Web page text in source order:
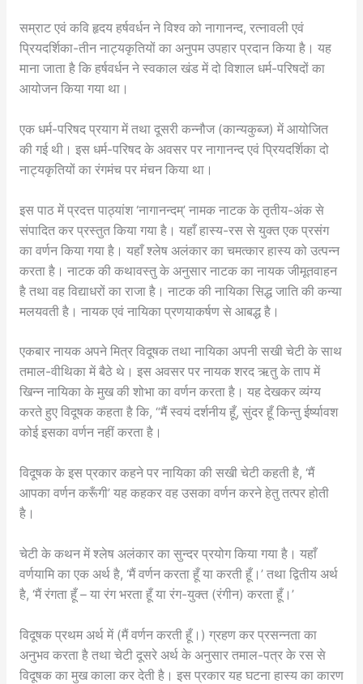
सम्राट एवं कवि हृदय हर्षवर्धन ने विश्व को नागानन्द, रत्नावली एवं
प्रियदर्शिका-तीन नाट्यकृतियों का अनुपम उपहार प्रदान किया है। यह
माना जाता है कि हर्षवर्धन ने स्वकाल खंड में दो विशाल धर्म-परिषदों का
आयोजन किया गया था।
एक धर्म-परिषद प्रयाग में तथा दूसरी कन्नौज (कान्यकुब्ज) में आयोजित
की गई थी। इस धर्म-परिषद के अवसर पर नागानन्द एवं प्रियदर्शिका दो
नाट्यकृतियों का रंगमंच पर मंचन किया था।
इस पाठ में प्रदत्त पाठ्यांश ‘नागानन्दम्’ नामक नाटक के तृतीय-अंक से
संपादित कर प्रस्तुत किया गया है। यहाँ हास्य-रस से युक्त एक प्रसंग
का वर्णन किया गया है। यहाँ श्लेष अलंकार का चमत्कार हास्य को उत्पन्न
करता है। नाटक की कथावस्तु के अनुसार नाटक का नायक जीमूतवाहन
है तथा वह विद्याधरों का राजा है। नाटक की नायिका सिद्ध जाति की कन्या
मलयवती है। नायक एवं नायिका प्रणयाकर्षण से आबद्ध है।
एकबार नायक अपने मित्र विदूषक तथा नायिका अपनी सखी चेटी के साथ
तमाल-वीथिका में बैठे थे। इस अवसर पर नायक शरद ऋतु के ताप में
खिन्न नायिका के मुख की शोभा का वर्णन करता है। यह देखकर व्यंग्य
करते हुए विदूषक कहता है कि, “मैं स्वयं दर्शनीय हूँ, सुंदर हूँ किन्तु ईर्ष्यावश
कोई इसका वर्णन नहीं करता है।
विदूषक के इस प्रकार कहने पर नायिका की सखी चेटी कहती है, ‘मैं
आपका वर्णन करूँगी’ यह कहकर वह उसका वर्णन करने हेतु तत्पर होती
है।
चेटी के कथन में श्लेष अलंकार का सुन्दर प्रयोग किया गया है। यहाँ
वर्णयामि का एक अर्थ है, ‘मैं वर्णन करता हूँ या करती हूँ।’ तथा द्वितीय अर्थ
है, ‘मैं रंगता हूँ – या रंग भरता हूँ या रंग-युक्त (रंगीन) करता हूँ।’
विदूषक प्रथम अर्थ में (मैं वर्णन करती हूँ।) ग्रहण कर प्रसन्नता का
अनुभव करता है तथा चेटी दूसरे अर्थ के अनुसार तमाल-पत्र के रस से
विदूषक का मुख काला कर देती है। इस प्रकार यह घटना हास्य का कारण